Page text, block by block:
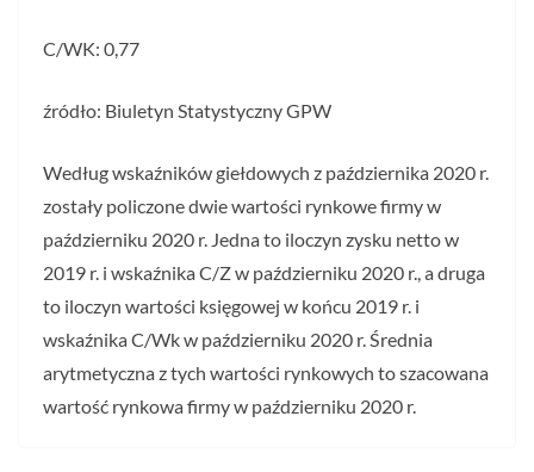
C/WK: 0,77
źródło: Biuletyn Statystyczny GPW
Według wskaźników giełdowych z października 2020 r.
zostały policzone dwie wartości rynkowe firmy w
październiku 2020 r. Jedna to iloczyn zysku netto w
2019 r. i wskaźnika C/Z w październiku 2020 r., a druga
to iloczyn wartości księgowej w końcu 2019 r. i
wskaźnika C/Wk w październiku 2020 r. Średnia
arytmetyczna z tych wartości rynkowych to szacowana
wartość rynkowa firmy w październiku 2020 r.